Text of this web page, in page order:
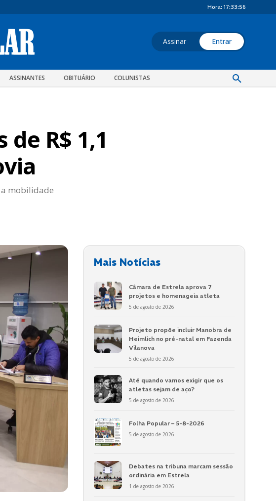
Hora: 17:33:57
Assinar Entrar
ASSINANTES OBITUÁRIO COLUNISTAS
R$ 1,1
mobilidade
Mais Notícias
Câmara de Estrela aprova 7
projetos e homenageia atleta
5 de agosto de 2026
Projeto propõe incluir Manobra de
Heimlich no pré-natal em Fazenda
Vilanova
5 de agosto de 2026
Até quando vamos exigir que os
atletas sejam de aço?
5 de agosto de 2026
Folha Popular – 5-8-2026
5 de agosto de 2026
Debates na tribuna marcam sessão
ordinária em Estrela
1 de agosto de 2026